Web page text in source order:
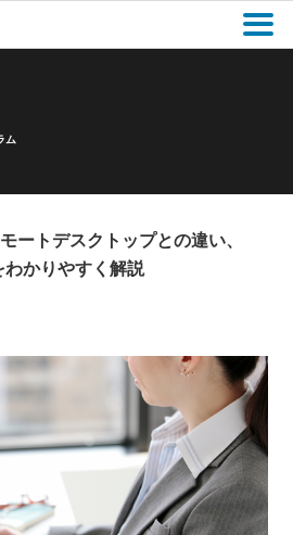
ム
ートデスクトップとの違い、
かりやすく解説